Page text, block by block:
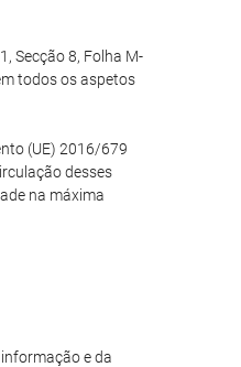
Secção 8, Folha M-
todos os aspetos
(UE) 2016/679
desses
na máxima
e da